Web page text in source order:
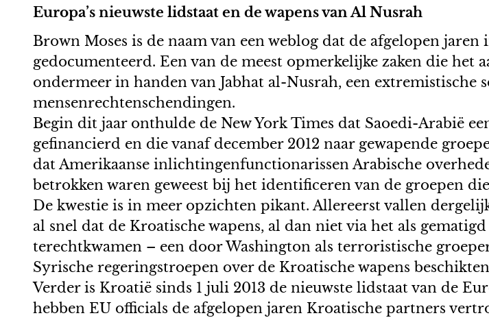
Europa’s nieuwste lidstaat en de wapens van Al Nusrah
Brown Moses is de naam van een weblog dat de afgelopen
gedocumenteerd. Een van de meest opmerkelijke zaken die het
ondermeer in handen van Jabhat al-Nusrah, een extremistische
mensenrechtenschendingen.
Begin dit jaar onthulde de New York Times dat Saoedi-Arabië
gefinancierd en die vanaf december 2012 naar gewapende
dat Amerikaanse inlichtingenfunctionarissen Arabische
betrokken waren geweest bij het identificeren van de groepen
De kwestie is in meer opzichten pikant. Allereerst vallen
al snel dat de Kroatische wapens, al dan niet via het als
terechtkwamen – een door Washington als terroristische
Syrische regeringstroepen over de Kroatische wapens
Verder is Kroatië sinds 1 juli 2013 de nieuwste lidstaat van de
hebben EU officials de afgelopen jaren Kroatische partners